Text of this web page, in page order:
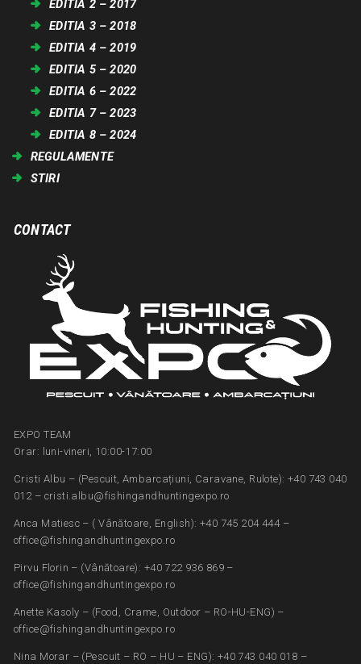
EDITIA 2 – 2017
EDITIA 3 – 2018
EDITIA 4 – 2019
EDITIA 5 – 2020
EDITIA 6 – 2022
EDITIA 7 – 2023
EDITIA 8 – 2024
REGULAMENTE
STIRI
CONTACT
EXPO TEAM
Orar: luni-vineri, 10:00-17:00
Cristi Albu – (Pescuit, Ambarcațiuni, Caravane, Rulote): +40 743 040
012 – cristi.albu@fishingandhuntingexpo.ro
Anca Matiesc – ( Vânătoare, English): +40 745 204 444 –
office@fishingandhuntingexpo.ro
Pirvu Florin – (Vânătoare): +40 722 936 869 –
office@fishingandhuntingexpo.ro
Anette Kasoly – (Food, Crame, Outdoor – RO-HU-ENG) –
office@fishingandhuntingexpo.ro
Nina Morar – (Pescuit – RO – HU – ENG): +40 743 040 018 –